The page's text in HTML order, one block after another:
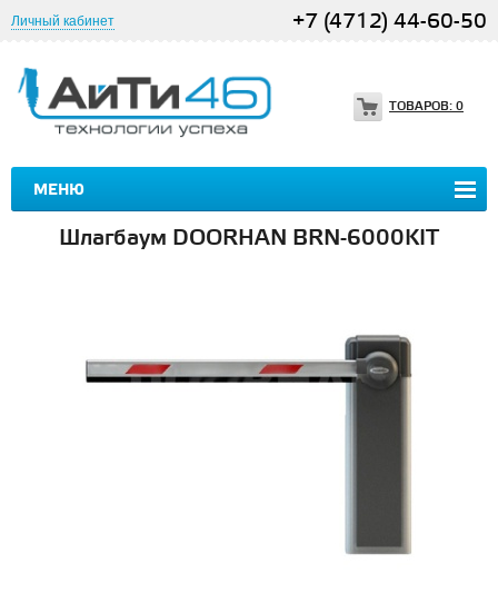
Личный кабинет +7 (4712) 44-60-50
МЕНЮ
ТОВАРОВ: 0
Шлагбаум DOORHAN BRN-6000KIT